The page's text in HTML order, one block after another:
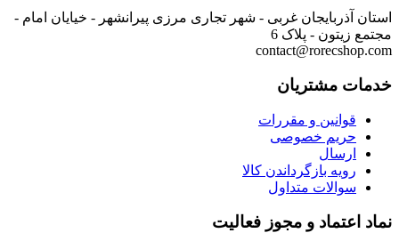
استان آذربایجان غربی - شهر تجاری مرزی پیرانشهر - خیایان امام -
مجتمع زیتون - پلاک 6
contact@rorecshop.com
خدمات مشتریان
قوانین و مقررات
حریم خصوصی
ارسال
رویه بازگرداندن کالا
سوالات متداول
نماد اعتماد و مجوز فعالیت